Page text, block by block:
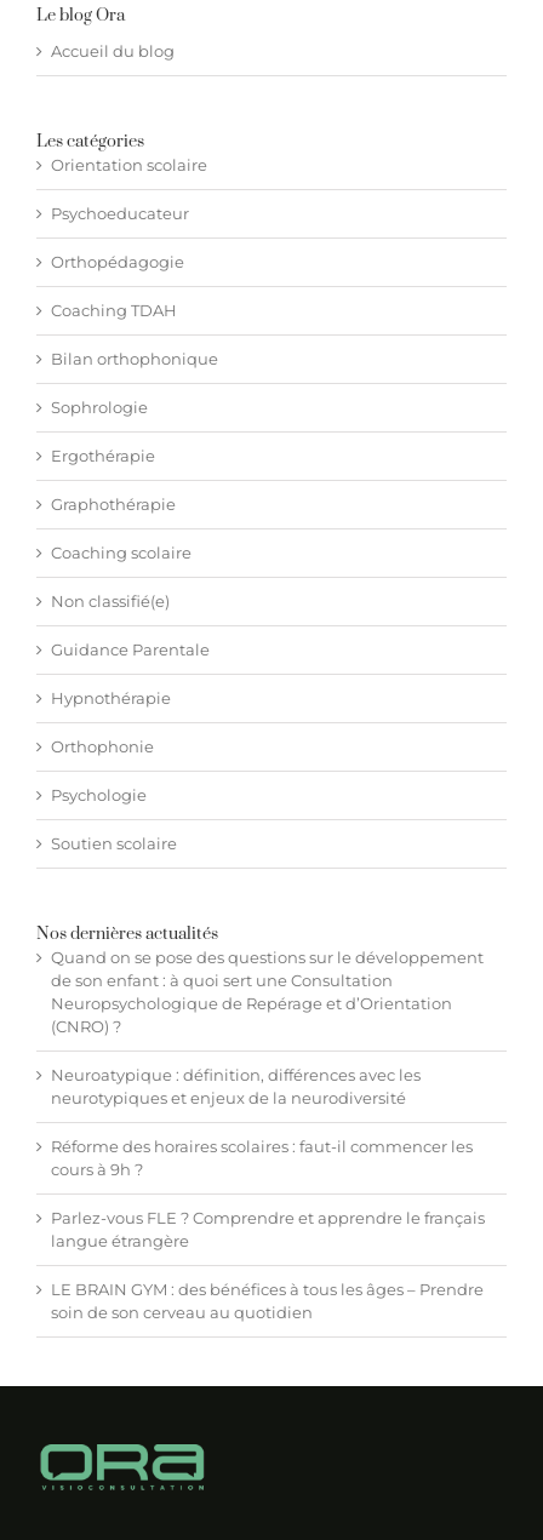
Le blog Ora
Accueil du blog
Les catégories
Orientation scolaire
Psychoeducateur
Orthopédagogie
Coaching TDAH
Bilan orthophonique
Sophrologie
Ergothérapie
Graphothérapie
Coaching scolaire
Non classifié(e)
Guidance Parentale
Hypnothérapie
Orthophonie
Psychologie
Soutien scolaire
Nos dernières actualités
Quand on se pose des questions sur le développement
de son enfant : à quoi sert une Consultation
Neuropsychologique de Repérage et d’Orientation
(CNRO) ?
Neuroatypique : définition, différences avec les
neurotypiques et enjeux de la neurodiversité
Réforme des horaires scolaires : faut-il commencer les
cours à 9h ?
Parlez-vous FLE ? Comprendre et apprendre le français
langue étrangère
LE BRAIN GYM : des bénéfices à tous les âges – Prendre
soin de son cerveau au quotidien